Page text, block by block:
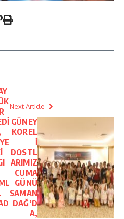
Next Article
GÜNEY
KOREL
İ
DOSTL
ARIMIZ
CUMA
GÜNÜ
SAMAN
DAĞ’D
A,